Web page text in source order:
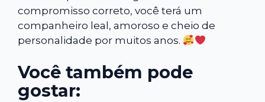
compromisso correto, você terá um
companheiro leal, amoroso e cheio de
personalidade por muitos anos.
Você também pode
gostar: